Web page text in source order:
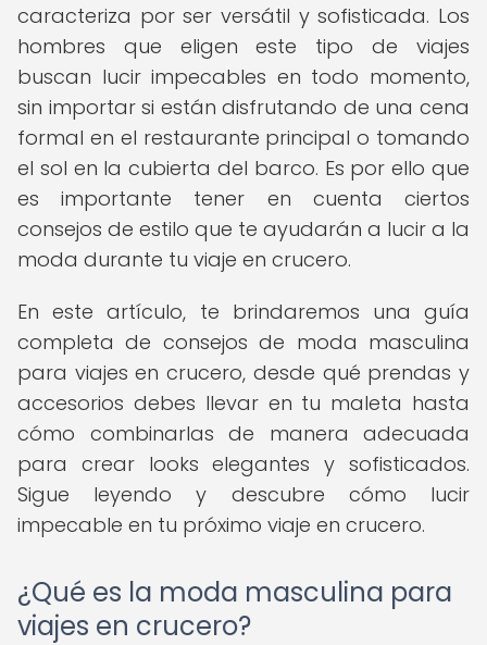
caracteriza por ser versátil y sofisticada. Los
hombres que eligen este tipo de viajes
buscan lucir impecables en todo momento,
sin importar si están disfrutando de una cena
formal en el restaurante principal o tomando
el sol en la cubierta del barco. Es por ello que
es importante tener en cuenta ciertos
consejos de estilo que te ayudarán a lucir a la
moda durante tu viaje en crucero.
En este artículo, te brindaremos una guía
completa de consejos de moda masculina
para viajes en crucero, desde qué prendas y
accesorios debes llevar en tu maleta hasta
cómo combinarlas de manera adecuada
para crear looks elegantes y sofisticados.
Sigue leyendo y descubre cómo lucir
impecable en tu próximo viaje en crucero.
¿Qué es la moda masculina para
viajes en crucero?